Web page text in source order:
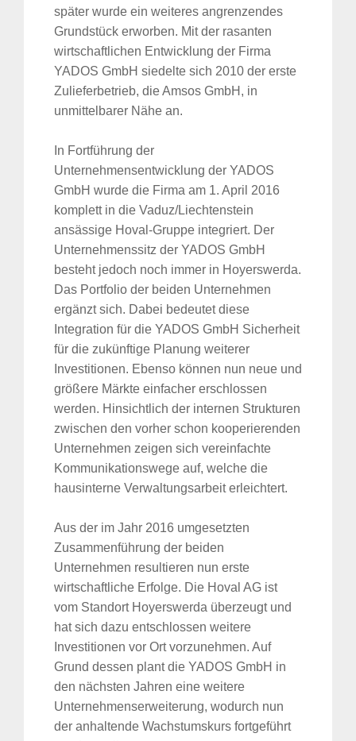
später wurde ein weiteres angrenzendes
Grundstück erworben. Mit der rasanten
wirtschaftlichen Entwicklung der Firma
YADOS GmbH siedelte sich 2010 der erste
Zulieferbetrieb, die Amsos GmbH, in
unmittelbarer Nähe an.
In Fortführung der
Unternehmensentwicklung der YADOS
GmbH wurde die Firma am 1. April 2016
komplett in die Vaduz/Liechtenstein
ansässige Hoval-Gruppe integriert. Der
Unternehmenssitz der YADOS GmbH
besteht jedoch noch immer in Hoyerswerda.
Das Portfolio der beiden Unternehmen
ergänzt sich. Dabei bedeutet diese
Integration für die YADOS GmbH Sicherheit
für die zukünftige Planung weiterer
Investitionen. Ebenso können nun neue und
größere Märkte einfacher erschlossen
werden. Hinsichtlich der internen Strukturen
zwischen den vorher schon kooperierenden
Unternehmen zeigen sich vereinfachte
Kommunikationswege auf, welche die
hausinterne Verwaltungsarbeit erleichtert.
Aus der im Jahr 2016 umgesetzten
Zusammenführung der beiden
Unternehmen resultieren nun erste
wirtschaftliche Erfolge. Die Hoval AG ist
vom Standort Hoyerswerda überzeugt und
hat sich dazu entschlossen weitere
Investitionen vor Ort vorzunehmen. Auf
Grund dessen plant die YADOS GmbH in
den nächsten Jahren eine weitere
Unternehmenserweiterung, wodurch nun
der anhaltende Wachstumskurs fortgeführt